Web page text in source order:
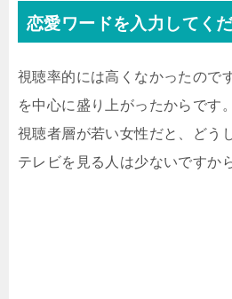
恋愛ワードを入力してく
視聴率的には高くなかったので
を中心に盛り上がったからです。
視聴者層が若い女性だと、どう
テレビを見る人は少ないですか